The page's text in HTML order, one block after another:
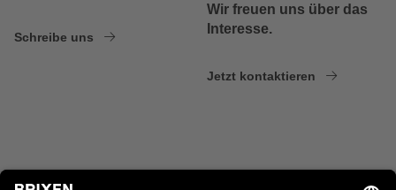
Schreibe uns
Wir freuen uns über das
Interesse.
Jetzt kontaktieren